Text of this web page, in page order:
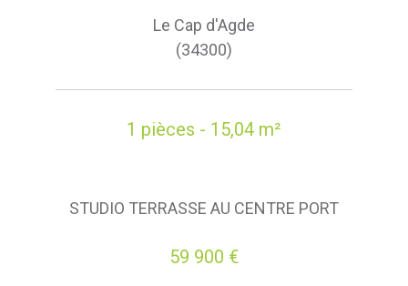
Le Cap d'Agde
(34300)
1 pièces - 15,04 m²
STUDIO TERRASSE AU CENTRE PORT
59 900 €